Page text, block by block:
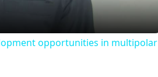
opportunities in multipolar